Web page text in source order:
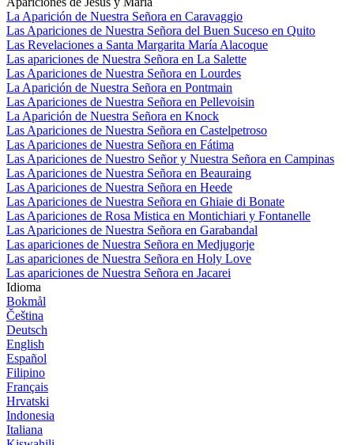
La Aparición de Nuestra Señora en Caravaggio
Las Apariciones de Nuestra Señora del Buen Suceso en Quito
Las Revelaciones a Santa Margarita María Alacoque
Las apariciones de Nuestra Señora en La Salette
Las Apariciones de Nuestra Señora en Lourdes
La Aparición de Nuestra Señora en Pontmain
Las Apariciones de Nuestra Señora en Pellevoisin
La Aparición de Nuestra Señora en Knock
Las Apariciones de Nuestra Señora en Castelpetroso
Las Apariciones de Nuestra Señora en Fátima
Las Apariciones de Nuestro Señor y Nuestra Señora en Campinas
Las Apariciones de Nuestra Señora en Beauraing
Las Apariciones de Nuestra Señora en Heede
Las Apariciones de Nuestra Señora en Ghiaie di Bonate
Las Apariciones de Rosa Mistica en Montichiari y Fontanelle
Las Apariciones de Nuestra Señora en Garabandal
Las apariciones de Nuestra Señora en Medjugorje
Las apariciones de Nuestra Señora en Holy Love
Las apariciones de Nuestra Señora en Jacarei
Idioma
Bokmål
Čeština
Deutsch
English
Español
Filipino
Français
Hrvatski
Indonesia
Italiana